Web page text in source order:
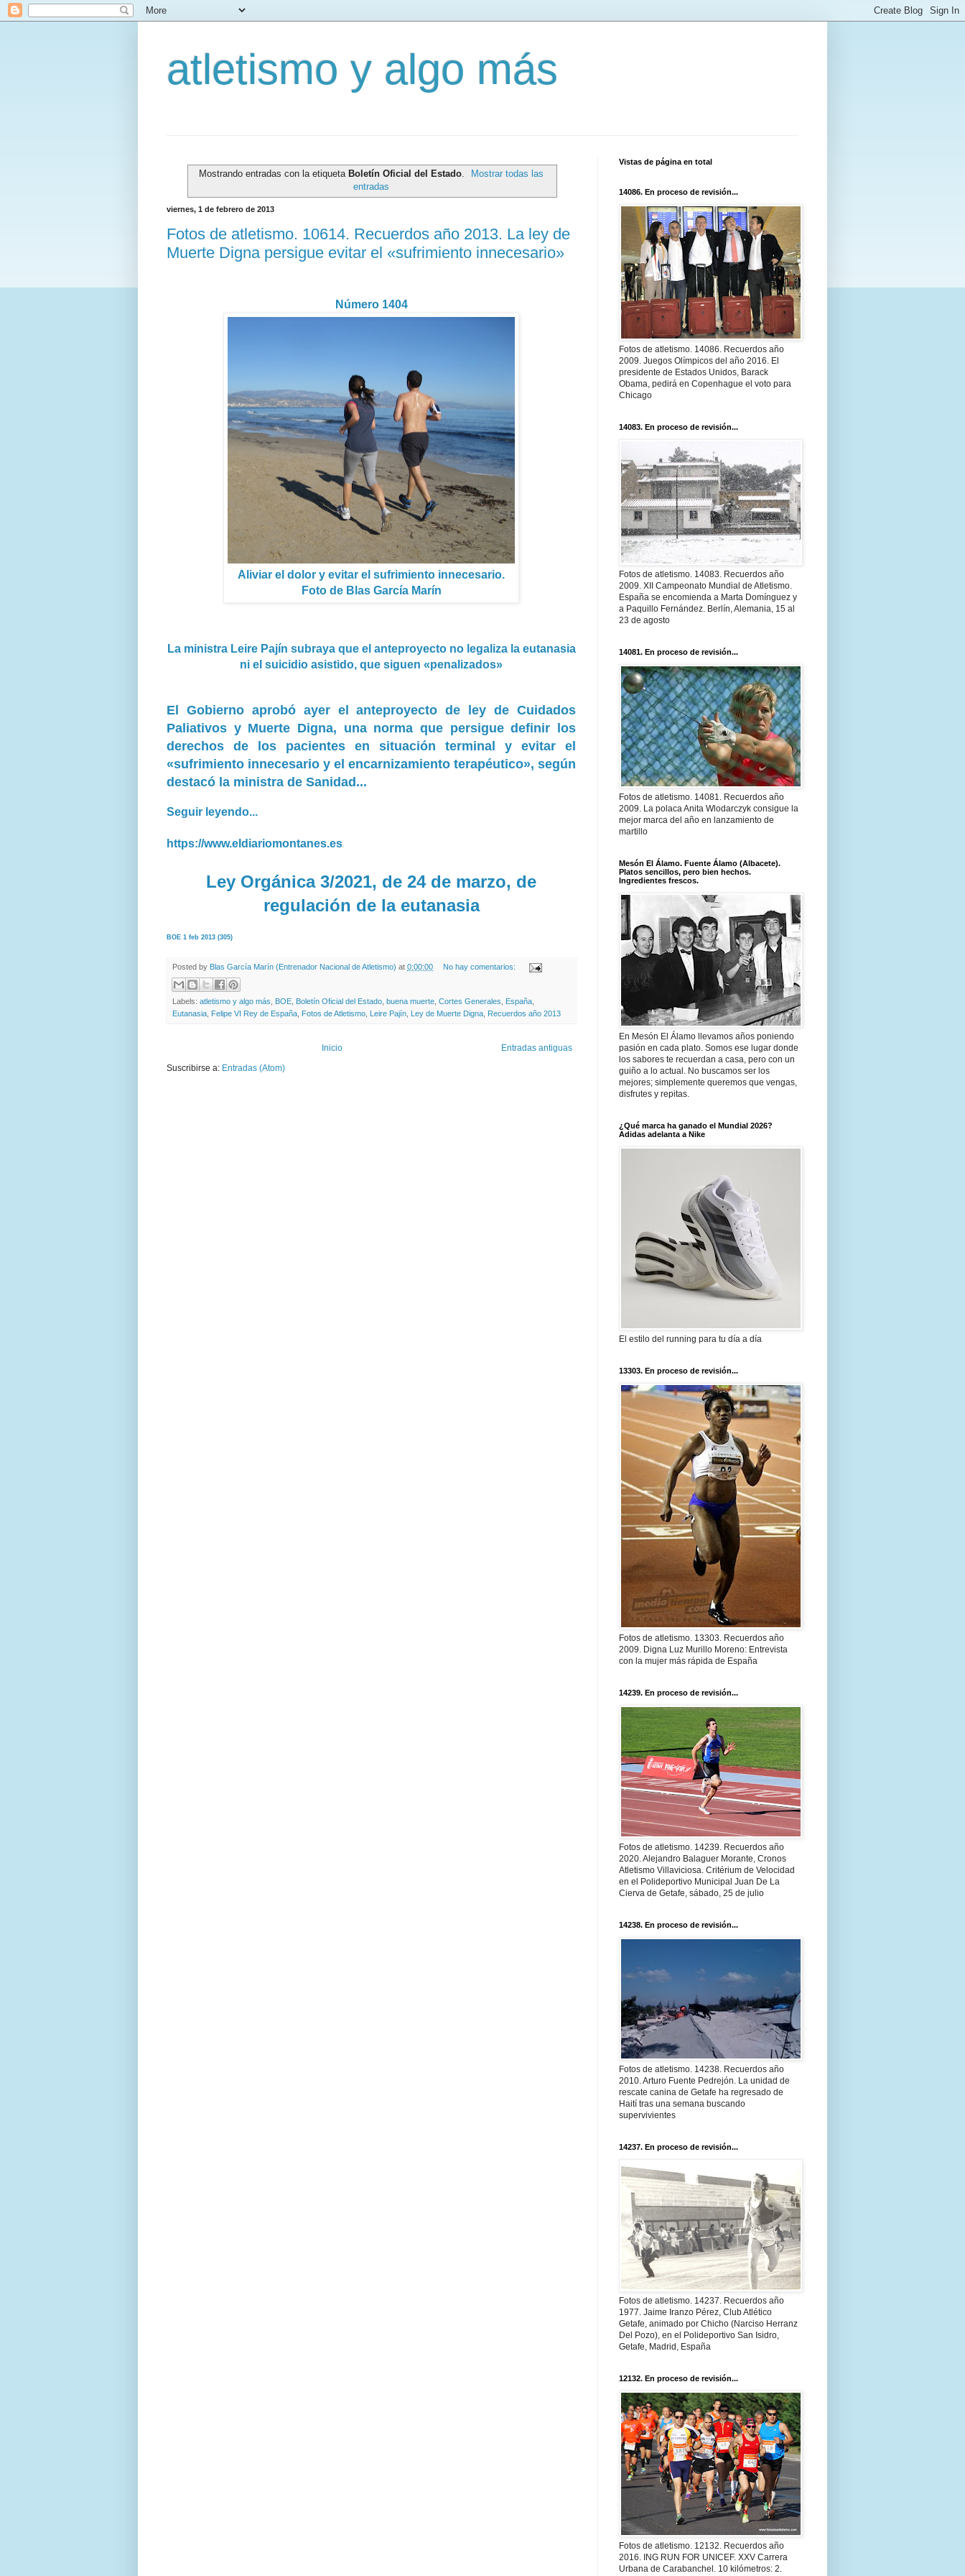
atletismo y algo más
Mostrando entradas con la etiqueta Boletín Oficial del Estado.
Mostrar todas las
entradas
viernes, 1 de febrero de 2013
Fotos de atletismo. 10614. Recuerdos año 2013. La ley de
Muerte Digna persigue evitar el «sufrimiento innecesario»
Número 1404
Aliviar el dolor y evitar el sufrimiento innecesario.
Foto de Blas García Marín
La ministra Leire Pajín subraya que el anteproyecto no legaliza la eutanasia
ni el suicidio asistido, que siguen «penalizados»
El Gobierno aprobó ayer el anteproyecto de ley de Cuidados
Paliativos y Muerte Digna, una norma que persigue definir los
derechos de los pacientes en situación terminal y evitar el
«sufrimiento innecesario y el encarnizamiento terapéutico», según
destacó la ministra de Sanidad...
Seguir leyendo...
https://www.eldiariomontanes.es
Ley Orgánica 3/2021, de 24 de marzo, de
regulación de la eutanasia
BOE 1 feb 2013 (305)
Posted by Blas García Marín (Entrenador Nacional de Atletismo) at 0:00:00 No hay comentarios:
Labels: atletismo y algo más BOE Boletín Oficial del Estado buena muerte Cortes Generales España
Eutanasia Felipe VI Rey de España Fotos de Atletismo Leire Pajín Ley de Muerte Digna Recuerdos año 2013
Entradas antiguas
Inicio
Suscribirse a: Entradas (Atom)
Vistas de página en total
14086. En proceso de revisión...
Fotos de atletismo. 14086. Recuerdos año
2009. Juegos Olímpicos del año 2016. El
presidente de Estados Unidos, Barack
Obama, pedirá en Copenhague el voto para
Chicago
14083. En proceso de revisión...
Fotos de atletismo. 14083. Recuerdos año
2009. XII Campeonato Mundial de Atletismo.
España se encomienda a Marta Domínguez y
a Paquillo Fernández. Berlín, Alemania, 15 al
23 de agosto
14081. En proceso de revisión...
Fotos de atletismo. 14081. Recuerdos año
2009. La polaca Anita Wlodarczyk consigue la
mejor marca del año en lanzamiento de
martillo
Mesón El Álamo. Fuente Álamo (Albacete).
Platos sencillos, pero bien hechos.
Ingredientes frescos.
En Mesón El Álamo llevamos años poniendo
pasión en cada plato. Somos ese lugar donde
los sabores te recuerdan a casa, pero con un
guiño a lo actual. No buscamos ser los
mejores; simplemente queremos que vengas,
disfrutes y repitas.
¿Qué marca ha ganado el Mundial 2026?
Adidas adelanta a Nike
El estilo del running para tu día a día
13303. En proceso de revisión...
Fotos de atletismo. 13303. Recuerdos año
2009. Digna Luz Murillo Moreno: Entrevista
con la mujer más rápida de España
14239. En proceso de revisión...
Fotos de atletismo. 14239. Recuerdos año
2020. Alejandro Balaguer Morante, Cronos
Atletismo Villaviciosa. Critérium de Velocidad
en el Polideportivo Municipal Juan De La
Cierva de Getafe, sábado, 25 de julio
14238. En proceso de revisión...
Fotos de atletismo. 14238. Recuerdos año
2010. Arturo Fuente Pedrejón. La unidad de
rescate canina de Getafe ha regresado de
Haití tras una semana buscando
supervivientes
14237. En proceso de revisión...
Fotos de atletismo. 14237. Recuerdos año
1977. Jaime Iranzo Pérez, Club Atlético
Getafe, animado por Chicho (Narciso Herranz
Del Pozo), en el Polideportivo San Isidro,
Getafe, Madrid, España
12132. En proceso de revisión...
Fotos de atletismo. 12132. Recuerdos año
2016. ING RUN FOR UNICEF. XXV Carrera
Urbana de Carabanchel. 10 kilómetros: 2.